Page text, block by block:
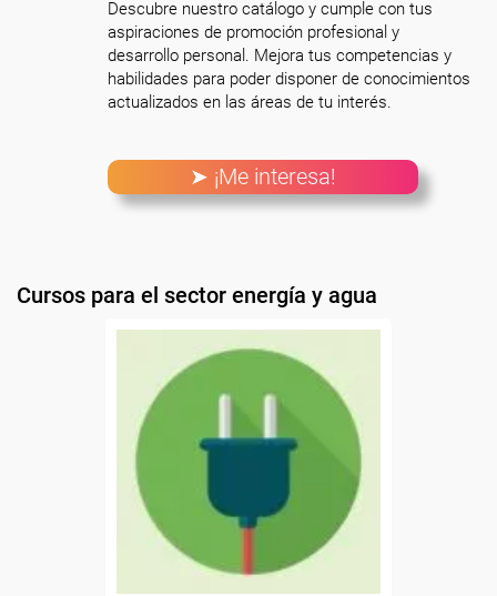
Descubre nuestro catálogo y cumple con tus
aspiraciones de promoción profesional y
desarrollo personal. Mejora tus competencias y
habilidades para poder disponer de conocimientos
actualizados en las áreas de tu interés.
➤ ¡Me interesa!
Cursos para el sector energía y agua